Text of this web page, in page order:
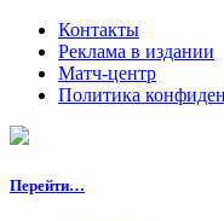
Контакты
Реклама в издании
Матч-центр
Политика
Перейти…